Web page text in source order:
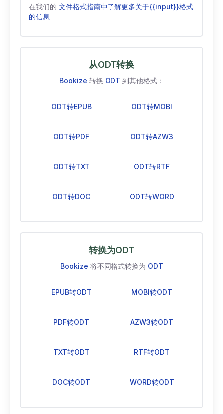
在我们的 文件格式指南中了解更多关于{{input}}格式
的信息
从ODT转换
Bookize 转换 ODT 到其他格式：
ODT转EPUB ODT转MOBI
ODT转PDF ODT转AZW3
ODT转TXT ODT转RTF
ODT转DOC ODT转WORD
转换为ODT
Bookize 将不同格式转换为 ODT
EPUB转ODT MOBI转ODT
PDF转ODT AZW3转ODT
TXT转ODT RTF转ODT
DOC转ODT WORD转ODT